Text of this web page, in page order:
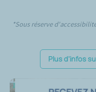
*Sous réserve
Plus d'infos